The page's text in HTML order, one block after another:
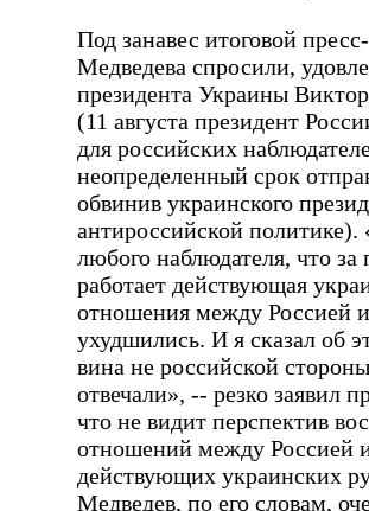
Под занавес итоговой
Медведева спросили,
президента Украины
(11 августа президент
для российских
неопределенный срок
обвинив украинского
антироссийской
любого наблюдателя, что за
работает действующая
отношения между Россией
ухудшились. И я сказал об
вина не российской
отвечали», -- резко заявил
что не видит перспектив
отношений между Россией
действующих украинских
Медведев, по его словам,